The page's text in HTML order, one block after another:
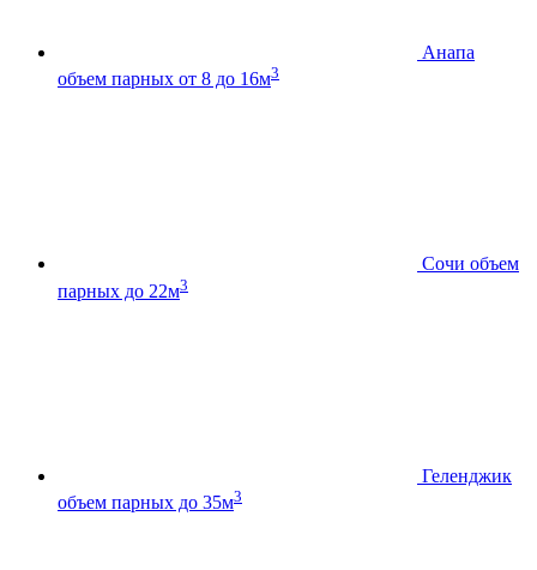
Анапа
объем парных от 8 до 16м3
Сочи объем
парных до 22м3
Геленджик
объем парных до 35м3